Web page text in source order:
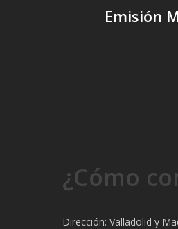
Emisión
¿Cómo
Dirección: Valladolid y